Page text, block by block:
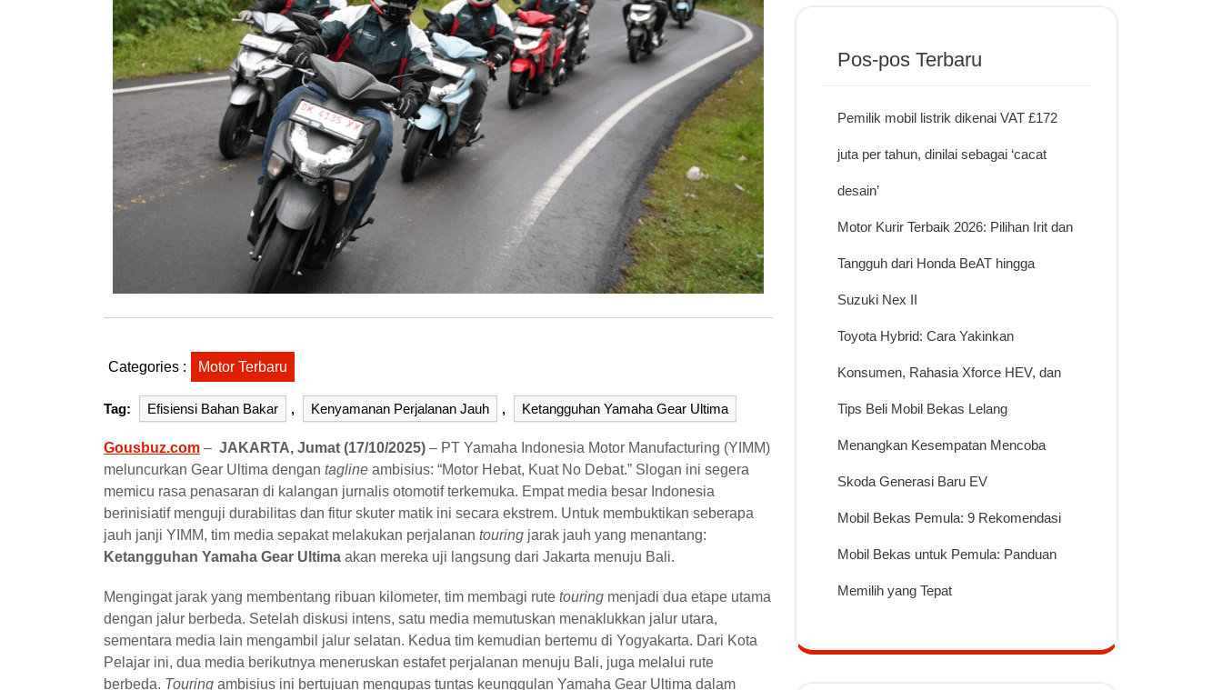
Categories : Motor Terbaru
Tag: Efisiensi Bahan Bakar , Kenyamanan Perjalanan Jauh , Ketangguhan Yamaha Gear Ultima
Gousbuz.com – JAKARTA, Jumat (17/10/2025) – PT Yamaha Indonesia Motor Manufacturing (YIMM)
meluncurkan Gear Ultima dengan tagline ambisius: “Motor Hebat, Kuat No Debat.” Slogan ini segera
memicu rasa penasaran di kalangan jurnalis otomotif terkemuka. Empat media besar Indonesia
berinisiatif menguji durabilitas dan fitur skuter matik ini secara ekstrem. Untuk membuktikan seberapa
jauh janji YIMM, tim media sepakat melakukan perjalanan touring jarak jauh yang menantang:
Ketangguhan Yamaha Gear Ultima akan mereka uji langsung dari Jakarta menuju Bali.
Mengingat jarak yang membentang ribuan kilometer, tim membagi rute touring menjadi dua etape utama
dengan jalur berbeda. Setelah diskusi intens, satu media memutuskan menaklukkan jalur utara,
sementara media lain mengambil jalur selatan. Kedua tim kemudian bertemu di Yogyakarta. Dari Kota
Pelajar ini, dua media berikutnya meneruskan estafet perjalanan menuju Bali, juga melalui rute
berbeda. Touring ambisius ini bertujuan mengupas tuntas keunggulan Yamaha Gear Ultima dalam
Pos-pos Terbaru
Pemilik mobil listrik dikenai VAT £172
juta per tahun, dinilai sebagai ‘cacat
desain’
Motor Kurir Terbaik 2026: Pilihan Irit dan
Tangguh dari Honda BeAT hingga
Suzuki Nex II
Toyota Hybrid: Cara Yakinkan
Konsumen, Rahasia Xforce HEV, dan
Tips Beli Mobil Bekas Lelang
Menangkan Kesempatan Mencoba
Skoda Generasi Baru EV
Mobil Bekas Pemula: 9 Rekomendasi
Mobil Bekas untuk Pemula: Panduan
Memilih yang Tepat